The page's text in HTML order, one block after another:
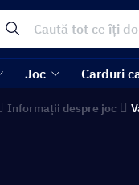
Joc Carduri
Informații despre joc